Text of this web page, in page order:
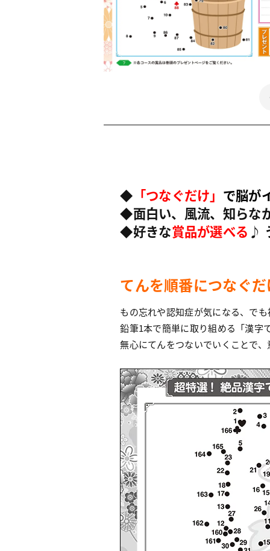
◆ 「つなぐだけ」 で脳が
◆面白い、風流、知らな
◆好きな賞品が選べる ♪
てんを順番につなぐ
もの忘れや認知症が気になる、で
鉛筆1本で簡単に取り組める「漢字
無心にてんをつないでいくことで